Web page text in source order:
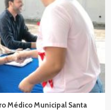
Médico Municipal Santa